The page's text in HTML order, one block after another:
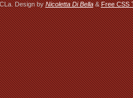
Design byNicoletta Di Bella&Free CSS